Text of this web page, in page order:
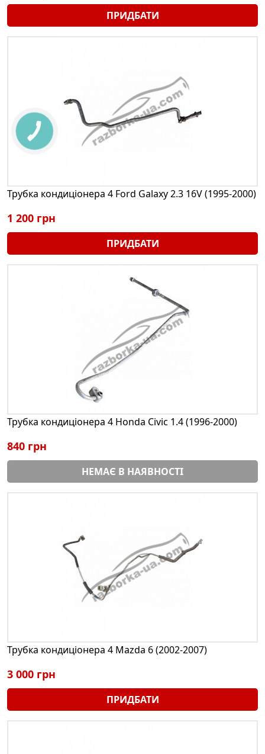
ПРИДБАТИ
Трубка кондиціонера 4 Ford Galaxy 2.3 16V (1995-2000)
1 200 грн
ПРИДБАТИ
Трубка кондиціонера 4 Honda Civic 1.4 (1996-2000)
840 грн
НЕМАЄ В НАЯВНОСТІ
Трубка кондиціонера 4 Mazda 6 (2002-2007)
3 000 грн
ПРИДБАТИ